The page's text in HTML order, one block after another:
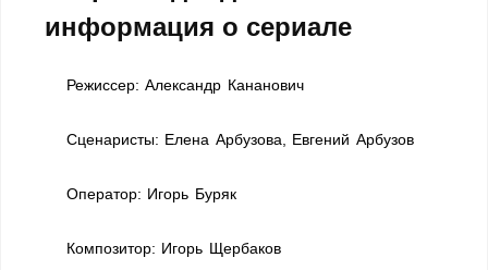
информация о сериале
Режиссер:Александр Кананович
Сценаристы: Елена Арбузова, Евгений Арбузов
Оператор: Игорь Буряк
Композитор: Игорь Щербаков